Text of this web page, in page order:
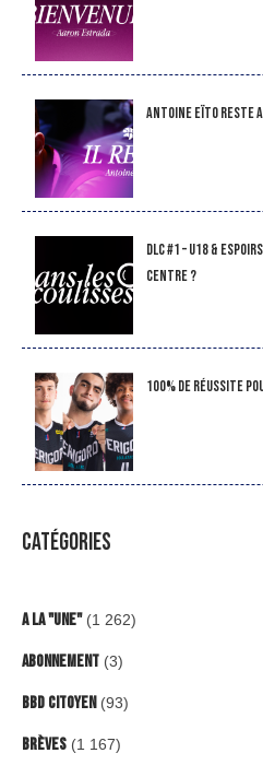
Antoine Eïto reste
DLC #1 – U18 &
Centre ?
100% de réussite
CATÉGORIES
A la "Une"(1 262)
Abonnement (3)
BBD Citoyen (93)
Brèves (1 167)